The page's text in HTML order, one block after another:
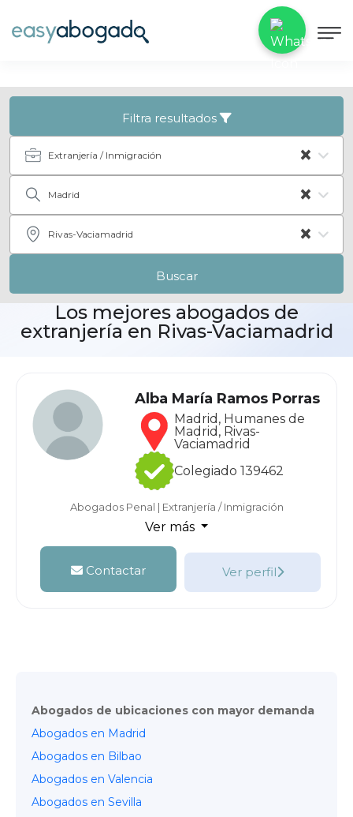
Filtra resultados
×
Extranjería / Inmigración
×
Madrid
×
Rivas-Vaciamadrid
Buscar
Los mejores abogados de
extranjería en Rivas-Vaciamadrid
Alba María Ramos Porras
Madrid, Humanes de
Madrid, Rivas-
Vaciamadrid
Colegiado 139462
Abogados Penal | Extranjería / Inmigración
Ver más
Contactar Ver perfil
Abogados de ubicaciones con mayor demanda
Abogados en Madrid
Abogados en Bilbao
Abogados en Valencia
Abogados en Sevilla